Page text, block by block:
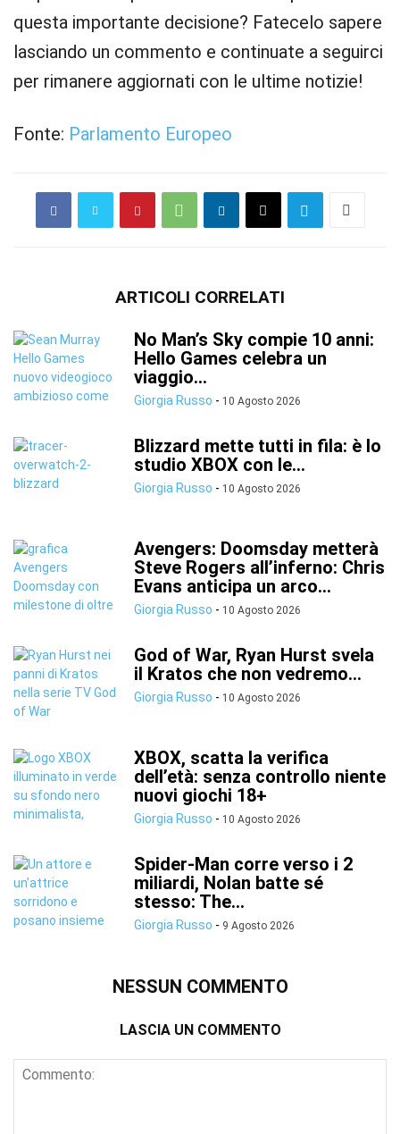
questa importante decisione? Fatecelo sapere
lasciando un commento e continuate a seguirci
per rimanere aggiornati con le ultime notizie!
Fonte: Parlamento Europeo
ARTICOLI CORRELATI
No Man’s Sky compie 10 anni:
Hello Games celebra un
viaggio...
Giorgia Russo - 10 Agosto 2026
Blizzard mette tutti in fila: è lo
studio XBOX con le...
Giorgia Russo - 10 Agosto 2026
Avengers: Doomsday metterà
Steve Rogers all’inferno: Chris
Evans anticipa un arco...
Giorgia Russo - 10 Agosto 2026
God of War, Ryan Hurst svela
il Kratos che non vedremo...
Giorgia Russo - 10 Agosto 2026
XBOX, scatta la verifica
dell’età: senza controllo niente
nuovi giochi 18+
Giorgia Russo - 10 Agosto 2026
Spider-Man corre verso i 2
miliardi, Nolan batte sé
stesso: The...
Giorgia Russo - 9 Agosto 2026
NESSUN COMMENTO
LASCIA UN COMMENTO